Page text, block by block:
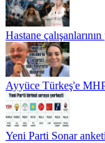
Hastane
Ayyüce Türkeş'e
Yeni Parti Sonar